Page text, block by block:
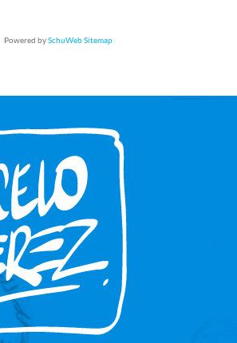
Powered bySchuWeb Sitemap